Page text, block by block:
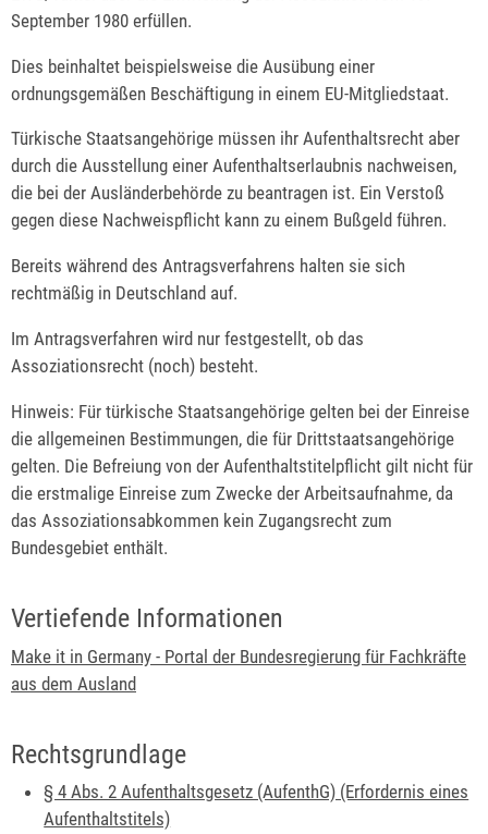
September 1980 erfüllen.
Dies beinhaltet beispielsweise die Ausübung einer
ordnungsgemäßen Beschäftigung in einem EU-Mitgliedstaat.
Türkische Staatsangehörige müssen ihr Aufenthaltsrecht aber
durch die Ausstellung einer Aufenthaltserlaubnis nachweisen,
die bei der Ausländerbehörde zu beantragen ist. Ein Verstoß
gegen diese Nachweispflicht kann zu einem Bußgeld führen.
Bereits während des Antragsverfahrens halten sie sich
rechtmäßig in Deutschland auf.
Im Antragsverfahren wird nur festgestellt, ob das
Assoziationsrecht (noch) besteht.
Hinweis: Für türkische Staatsangehörige gelten bei der Einreise
die allgemeinen Bestimmungen, die für Drittstaatsangehörige
gelten. Die Befreiung von der Aufenthaltstitelpflicht gilt nicht für
die erstmalige Einreise zum Zwecke der Arbeitsaufnahme, da
das Assoziationsabkommen kein Zugangsrecht zum
Bundesgebiet enthält.
Vertiefende Informationen
Make it in Germany - Portal der Bundesregierung für Fachkräfte
aus dem Ausland
Rechtsgrundlage
§ 4 Abs. 2 Aufenthaltsgesetz (AufenthG) (Erfordernis eines
Aufenthaltstitels)